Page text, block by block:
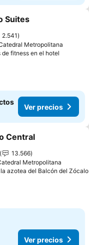
a favoritos
Suites
2.541
Metropolitana
de fitness en el hotel
Ver precios
a favoritos
Central
13.566
Metropolitana
azotea del Balcón del Zócalo
Ver precios